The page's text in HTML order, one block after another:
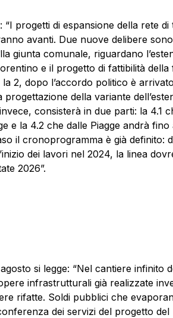
“I progetti di espansione della rete
avanti. Due nuove delibere
giunta comunale, riguardano
e il progetto di fattibilità
2, dopo l’accordo politico è
della variante
consisterà in due parti: la 4.1
e la 4.2 che dalle Piagge andrà fino
il cronoprogramma è già definito:
dei lavori nel 2024, la linea
2026”.
si legge: “Nel cantiere infinito
infrastrutturali già realizzate
rifatte. Soldi pubblici che
dei servizi del progetto